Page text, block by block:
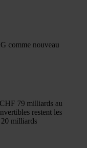
comme nouveau
79 milliards au
restent les
milliards